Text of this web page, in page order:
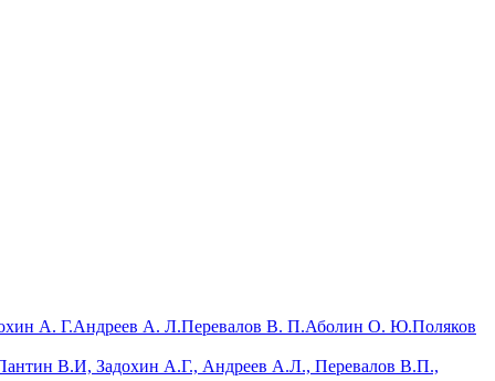
А. Г.Андреев А. Л.Перевалов В. П.Аболин О. Ю.Поляков
В.И, Задохин А.Г., Андреев А.Л., Перевалов В.П.,